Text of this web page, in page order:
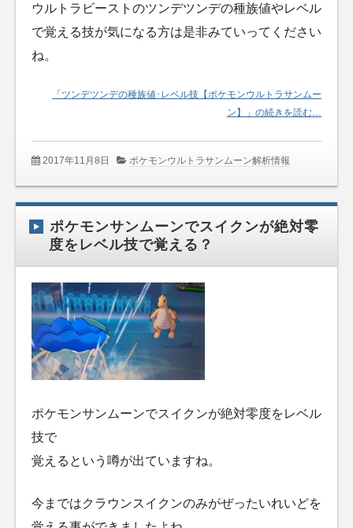
ウルトラビーストのツンデツンデの種族値やレベル
で覚える技が気になる方は是非みていってください
ね。
「ツンデツンデの種族値･レベル技【ポケモンウルトラサンムー
ン】」の続きを読む…
2017年11月8日 ポケモンウルトラサンムーン解析情報
ポケモンサンムーンでスイクンが絶対零
度をレベル技で覚える？
ポケモンサンムーンでスイクンが絶対零度をレベル
技で
覚えるという噂が出ていますね。
今まではクラウンスイクンのみがぜったいれいどを